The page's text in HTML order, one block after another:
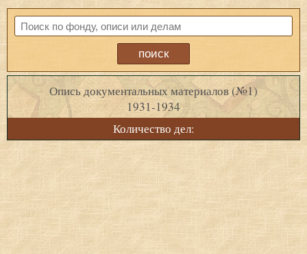
Опись документальных материалов (№1)
1931-1934
Количество дел: